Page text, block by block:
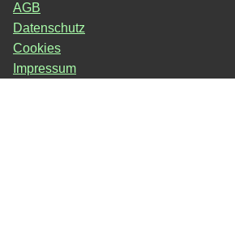
AGB
Datenschutz
Cookies
Impressum